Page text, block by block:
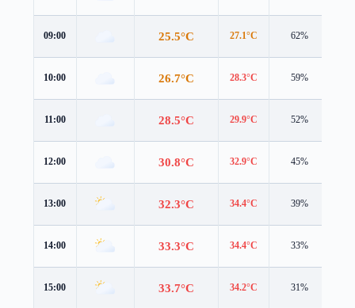
09:00 25.5°C 27.1°C 62%
10:00 26.7°C 28.3°C 59%
11:00 28.5°C 29.9°C 52%
12:00 30.8°C 32.9°C 45%
13:00 32.3°C 34.4°C 39%
14:00 33.3°C 34.4°C 33%
15:00 33.7°C 34.2°C 31%